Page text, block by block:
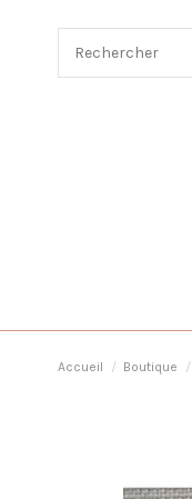
Accueil Boutique